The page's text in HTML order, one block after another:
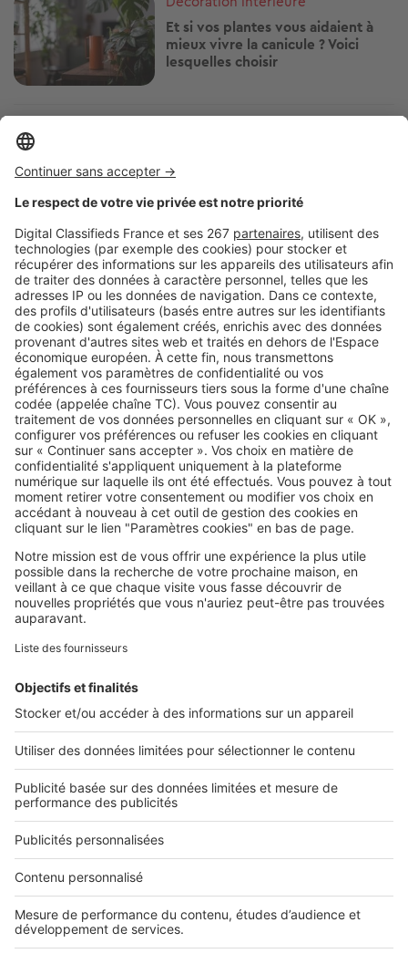
Et si vos plantes vous aidaient à
mieux vivre la canicule ? Voici
lesquelles choisir
Image
terne ? Voici comment lui
redonner de l'allure
Image
Décoration intérieure
Marre des murs blancs ? Ces 5
couleurs changent complètement
l'ambiance d'une chambre
Image
Décoration intérieure
Les acheteurs jugent votre
logement dès l'entrée : voici
comment faire bonne impression
Image
Décoration intérieure
Pourquoi vous ne vous sentez
jamais vraiment bien chez vous ?
Ces erreurs déco l'expliquent
SeLoger c'est aussi